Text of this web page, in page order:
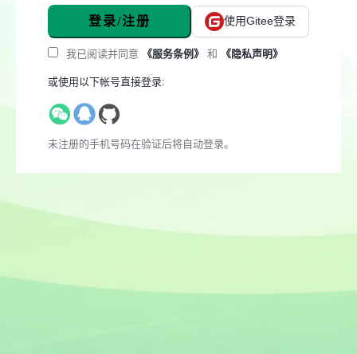
登录/注册 使用Gitee登录
我已阅读并同意 《服务条例》 和 《隐私声明》
或使用以下帐号直接登录:
未注册的手机号码在验证后将自动登录。